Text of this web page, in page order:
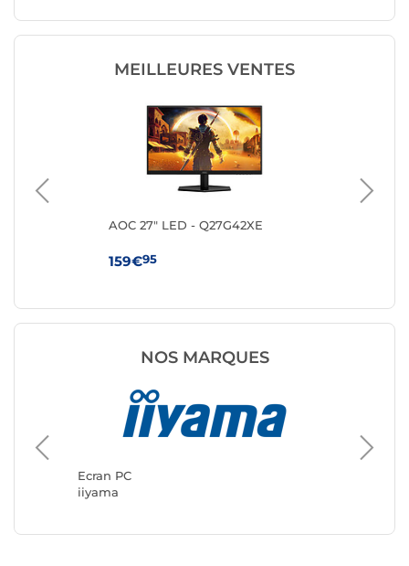
MEILLEURES VENTES
AOC 27" LED - Q27G42XE
159€95
NOS MARQUES
Ecran PC
iiyama
Ecran
ASUS